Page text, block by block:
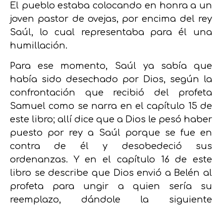
El pueblo estaba colocando en honra a un
joven pastor de ovejas, por encima del rey
Saúl, lo cual representaba para él una
humillación.
Para ese momento, Saúl ya sabía que
había sido desechado por Dios, según la
confrontación que recibió del profeta
Samuel como se narra en el capítulo 15 de
este libro; allí dice que a Dios le pesó haber
puesto por rey a Saúl porque se fue en
contra de él y desobedeció sus
ordenanzas. Y en el capítulo 16 de este
libro se describe que Dios envió a Belén al
profeta para ungir a quien sería su
reemplazo, dándole la siguiente